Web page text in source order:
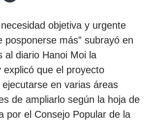
objetiva y urgente
posponerse más” subrayó en
al diario Hanoi Moi la
explicó que el proyecto
en varias áreas
de ampliarlo según la hoja de
por el Consejo Popular de la